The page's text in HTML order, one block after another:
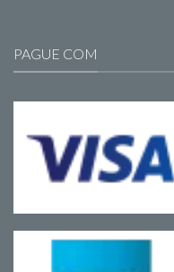
PAGUE COM